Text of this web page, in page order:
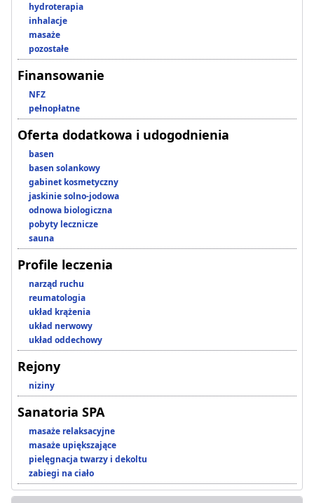
hydroterapia
inhalacje
masaże
pozostałe
Finansowanie
NFZ
pełnopłatne
Oferta dodatkowa i udogodnienia
basen
basen solankowy
gabinet kosmetyczny
jaskinie solno-jodowa
odnowa biologiczna
pobyty lecznicze
sauna
Profile leczenia
narząd ruchu
reumatologia
układ krążenia
układ nerwowy
układ oddechowy
Rejony
niziny
Sanatoria SPA
masaże relaksacyjne
masaże upiększające
pielęgnacja twarzy i dekoltu
zabiegi na ciało